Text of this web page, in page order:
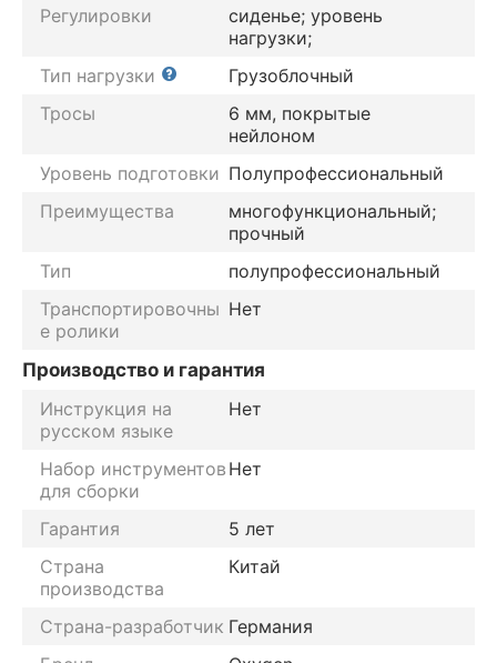
Регулировки
сиденье; уровень
нагрузки;
Тип нагрузки
Грузоблочный
Тросы
6 мм, покрытые
нейлоном
Уровень подготовки Полупрофессиональный
Преимущества
многофункциональный;
прочный
Тип
полупрофессиональный
Транспортировочны
е ролики
Нет
Производство и гарантия
Инструкция на
русском языке
Нет
Набор инструментов
для сборки
Нет
Гарантия
5 лет
Страна
производства
Китай
Страна-разработчик Германия